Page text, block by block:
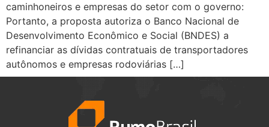
caminhoneiros e empresas do setor com o governo:
Portanto, a proposta autoriza o Banco Nacional de
Desenvolvimento Econômico e Social (BNDES) a
refinanciar as dívidas contratuais de transportadores
autônomos e empresas rodoviárias […]